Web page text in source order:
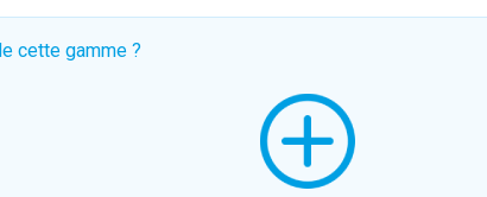
cette gamme ?